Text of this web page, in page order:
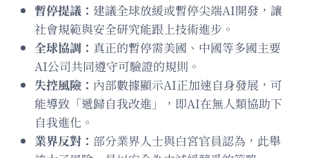
暫停提議： 建議全球放緩或暫停尖端AI開發，讓
社會規範與安全研究能跟上技術進步。
全球協調： 真正的暫停需美國、中國等多國主要
AI公司共同遵守可驗證的規則。
失控風險： 內部數據顯示AI正加速自身發展，可
能導致「遞歸自我改進」，即AI在無人類協助下
自我進化。
業界反對： 部分業界人士與白宮官員認為，此舉